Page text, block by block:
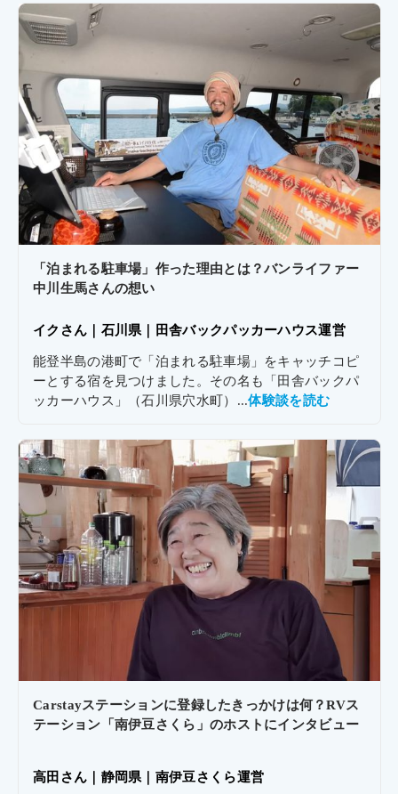
「泊まれる駐車場」作った理由とは？バンライファー
中川生馬さんの想い
イクさん｜ 石川県｜ 田舎バックパッカーハウス運営
能登半島の港町で「泊まれる駐車場」をキャッチコピ
ーとする宿を見つけました。その名も「田舎バックパ
ッカーハウス」（石川県穴水町）...体験談を読む
Carstayステーションに登録したきっかけは何？RVス
テーション「南伊豆さくら」のホストにインタビュー
高田さん｜ 静岡県｜ 南伊豆さくら運営